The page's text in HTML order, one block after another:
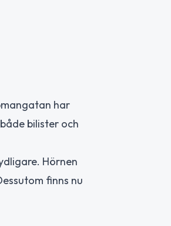
har
bilister och
Hörnen
finns nu